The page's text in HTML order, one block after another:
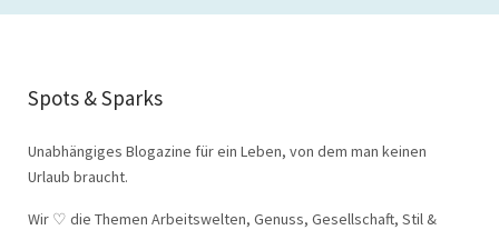
Spots & Sparks
Unabhängiges Blogazine für ein Leben, von dem man keinen
Urlaub braucht.
Wir ♡ die Themen Arbeitswelten, Genuss, Gesellschaft, Stil &